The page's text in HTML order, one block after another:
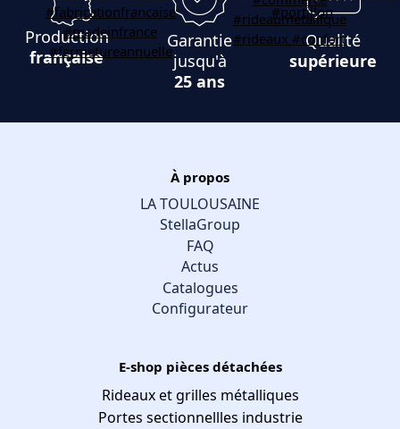
Production
française
Garantie
jusqu'à
25 ans
Qualité
supérieure
À propos
LA TOULOUSAINE
StellaGroup
FAQ
Actus
Catalogues
Configurateur
E-shop pièces détachées
Rideaux et grilles métalliques
Portes sectionnellles industrie